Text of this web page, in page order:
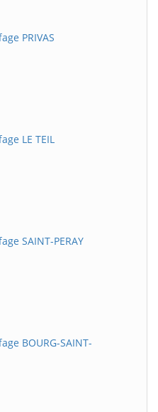
PRIVAS
LE TEIL
SAINT-PERAY
BOURG-SAINT-